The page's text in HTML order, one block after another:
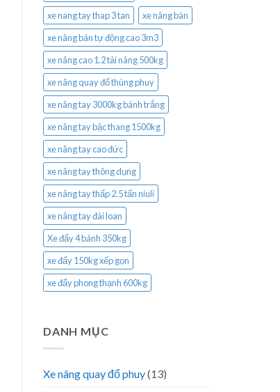
xe nang tay thap 3 tan
xe nâng bàn
xe nâng bán tự động cao 3m3
xe nâng cao 1.2 tải nâng 500kg
xe nâng quay đổ thùng phuy
xe nâng tay 3000kg bánh trắng
xe nâng tay bậc thang 1500kg
xe nâng tay cao đức
xe nâng tay thông dụng
xe nâng tay thấp 2.5 tấn niuli
xe nâng tay đài loan
Xe đẩy 4 bánh 350kg
xe đẩy 150kg xếp gọn
xe đẩy phong thạnh 600kg
DANH MỤC
Xe nâng quay đổ phuy(13)